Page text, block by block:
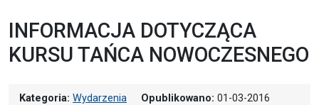
INFORMACJA DOTYCZĄCA
KURSU TAŃCA NOWOCZESNEGO
Kategoria: Wydarzenia Opublikowano: 01-03-2016